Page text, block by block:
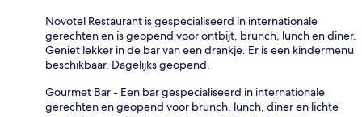
Novotel Restaurant is gespecialiseerd in internationale
gerechten en is geopend voor ontbijt, brunch, lunch en diner.
Geniet lekker in de bar van een drankje. Er is een kindermenu
beschikbaar. Dagelijks geopend.
Gourmet Bar - Een bar gespecialiseerd in internationale
gerechten en geopend voor brunch, lunch, diner en lichte